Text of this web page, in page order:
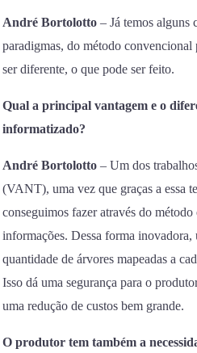
André Bortolotto – Já temos alguns
paradigmas, do método
ser diferente, o que pode ser feito.
Qual a principal vantagem e o
informatizado?
André Bortolotto – Um dos
(VANT), uma vez que graças a essa
conseguimos fazer através do
informações. Dessa forma inovadora,
quantidade de árvores mapeadas a
Isso dá uma segurança para o
uma redução de custos bem grande.
O produtor tem também a